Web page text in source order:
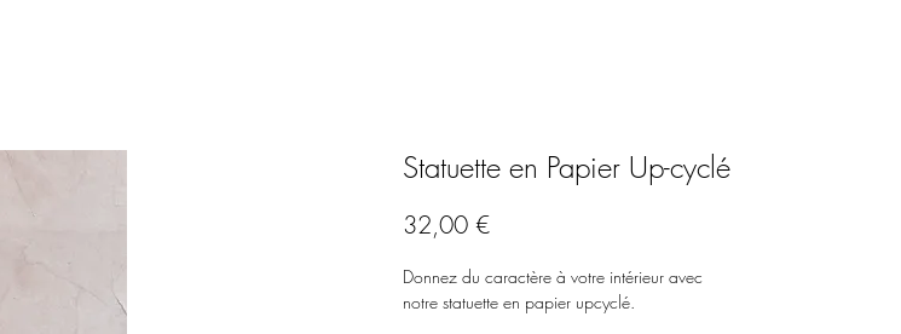
Statuette en Papier Up-cyclé
32,00 €Prix
Donnez du caractère à votre intérieur avec
notre statuette en papier upcyclé.